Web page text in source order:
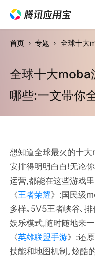
首页 专题 全球十大
全球十大moba
哪些:一文带你
想知道全球最火的十
安排得明明白白!无论
运营,都能在这些游戏
《王者荣耀》:国民级
多样｡5V5王者峡谷､
娱乐模式,随时随地来
《英雄联盟手游》:还
技能和地图机制｡炫酷